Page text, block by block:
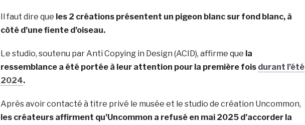
Il faut dire que les 2 créations présentent un pigeon blanc sur fond blanc, à
côté d’une fiente d’oiseau.
Le studio, soutenu par Anti Copying in Design (ACID), affirme que la
ressemblance a été portée à leur attention pour la première fois durant l’été
2024.
Après avoir contacté à titre privé le musée et le studio de création Uncommon,
les créateurs affirment qu’Uncommon a refusé en mai 2025 d’accorder la